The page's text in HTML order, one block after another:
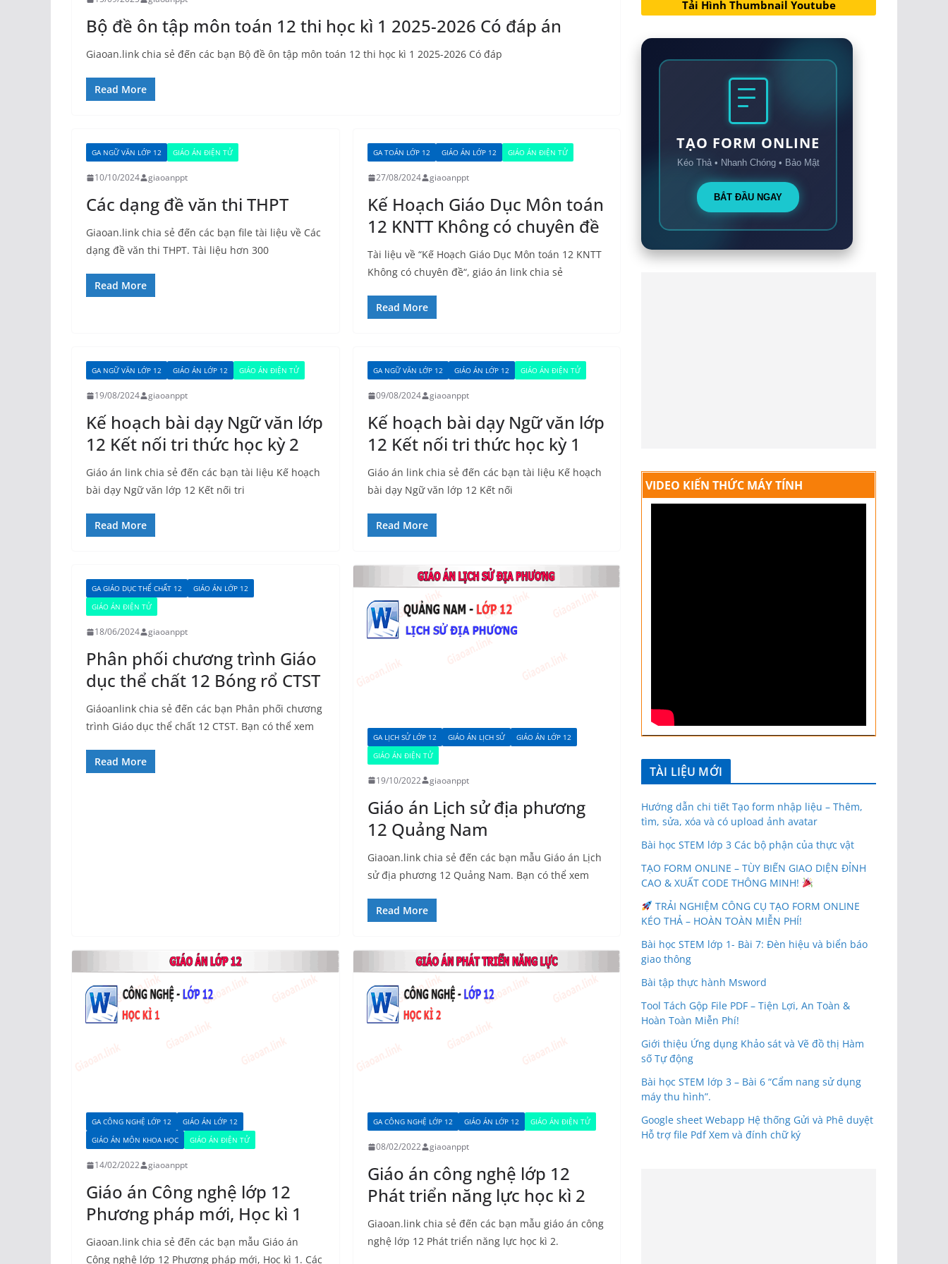
Bộ đề ôn tập môn toán 12 thi học kì 1 2025-2026 Có đáp án
Giaoan.link chia sẻ đến các bạn Bộ đề ôn tập môn toán 12 thi học kì 1 2025-2026 Có đáp
Read More
GA NGỮ VĂN LỚP 12 GIÁO ÁN ĐIỆN TỬ
10/10/2024 giaoanppt
Các dạng đề văn thi THPT
Giaoan.link chia sẻ đến các bạn file tài liệu về Các
dạng đề văn thi THPT. Tài liệu hơn 300
Read More
GA TOÁN LỚP 12 GIÁO ÁN LỚP 12 GIÁO ÁN ĐIỆN TỬ
27/08/2024 giaoanppt
Kế Hoạch Giáo Dục Môn toán
12 KNTT Không có chuyên đề
Tài liệu về “Kế Hoạch Giáo Dục Môn toán 12 KNTT
Không có chuyên đề“, giáo án link chia sẻ
Read More
GA NGỮ VĂN LỚP 12 GIÁO ÁN LỚP 12 GIÁO ÁN ĐIỆN TỬ
19/08/2024 giaoanppt
Kế hoạch bài dạy Ngữ văn lớp
12 Kết nối tri thức học kỳ 2
Giáo án link chia sẻ đến các bạn tài liệu Kế hoạch
bài dạy Ngữ văn lớp 12 Kết nối tri
Read More
GA NGỮ VĂN LỚP 12 GIÁO ÁN LỚP 12 GIÁO ÁN ĐIỆN TỬ
09/08/2024 giaoanppt
Kế hoạch bài dạy Ngữ văn lớp
12 Kết nối tri thức học kỳ 1
Giáo án link chia sẻ đến các bạn tài liệu Kế hoạch
bài dạy Ngữ văn lớp 12 Kết nối
Read More
GA GIÁO DỤC THỂ CHẤT 12
GIÁO ÁN LỚP 12
GIÁO ÁN ĐIỆN TỬ
18/06/2024 giaoanppt
Phân phối chương trình Giáo
dục thể chất 12 Bóng rổ CTST
Giáoanlink chia sẻ đến các bạn Phân phối chương
trình Giáo dục thể chất 12 CTST. Bạn có thể xem
Read More
GA LỊCH SỬ LỚP 12 GIÁO ÁN LỊCH SỬ
GIÁO ÁN LỚP 12
GIÁO ÁN ĐIỆN TỬ
19/10/2022 giaoanppt
Giáo án Lịch sử địa phương
12 Quảng Nam
Giaoan.link chia sẻ đến các bạn mẫu Giáo án Lịch
sử địa phương 12 Quảng Nam. Bạn có thể xem
Read More
GA CÔNG NGHỆ LỚP 12
GIÁO ÁN LỚP 12
GIÁO ÁN MÔN KHOA HỌC
GIÁO ÁN ĐIỆN TỬ
14/02/2022 giaoanppt
Giáo án Công nghệ lớp 12
Phương pháp mới, Học kì 1
Giaoan.link chia sẻ đến các bạn mẫu Giáo án
Công nghệ lớp 12 Phương pháp mới, Học kì 1. Các
GA CÔNG NGHỆ LỚP 12 GIÁO ÁN LỚP 12 GIÁO ÁN ĐIỆN TỬ
08/02/2022 giaoanppt
Giáo án công nghệ lớp 12
Phát triển năng lực học kì 2
Giaoan.link chia sẻ đến các bạn mẫu giáo án công
nghệ lớp 12 Phát triển năng lực học kì 2.
Tải Hình Thumbnail Youtube
TẠO FORM ONLINE
Kéo Thả • Nhanh Chóng • Bảo Mật
BẮT ĐẦU NGAY
VIDEO KIẾN THỨC MÁY TÍNH
TÀI LIỆU MỚI
Hướng dẫn chi tiết Tạo form nhập liệu – Thêm,
tìm, sửa, xóa và có upload ảnh avatar
Bài học STEM lớp 3 Các bộ phận của thực vật
TẠO FORM ONLINE – TÙY BIẾN GIAO DIỆN ĐỈNH
CAO & XUẤT CODE THÔNG MINH!
TRẢI NGHIỆM CÔNG CỤ TẠO FORM ONLINE
KÉO THẢ – HOÀN TOÀN MIỄN PHÍ!
Bài học STEM lớp 1- Bài 7: Đèn hiệu và biển báo
giao thông
Bài tập thực hành Msword
Tool Tách Gộp File PDF – Tiện Lợi, An Toàn &
Hoàn Toàn Miễn Phí!
Giới thiệu Ứng dụng Khảo sát và Vẽ đồ thị Hàm
số Tự động
Bài học STEM lớp 3 – Bài 6 “Cẩm nang sử dụng
máy thu hình”.
Google sheet Webapp Hệ thống Gửi và Phê duyệt
Hỗ trợ file Pdf Xem và đính chữ ký